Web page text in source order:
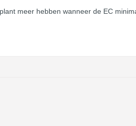
meer hebben wanneer de EC